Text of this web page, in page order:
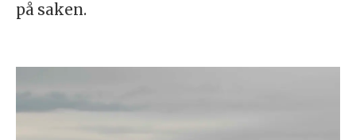
på saken.